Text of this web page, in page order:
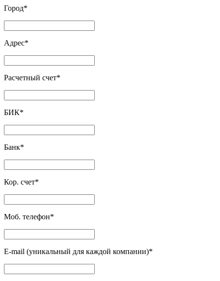
Город*
Адрес*
Расчетный счет*
БИК*
Банк*
Кор. счет*
Моб. телефон*
E-mail (уникальный для каждой компании)*